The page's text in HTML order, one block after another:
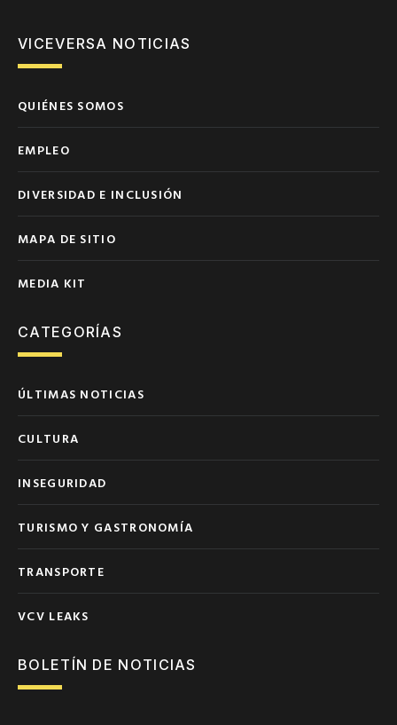
VICEVERSA NOTICIAS
QUIÉNES SOMOS
EMPLEO
DIVERSIDAD E INCLUSIÓN
MAPA DE SITIO
MEDIA KIT
CATEGORÍAS
ÚLTIMAS NOTICIAS
CULTURA
INSEGURIDAD
TURISMO Y GASTRONOMÍA
TRANSPORTE
VCV LEAKS
BOLETÍN DE NOTICIAS